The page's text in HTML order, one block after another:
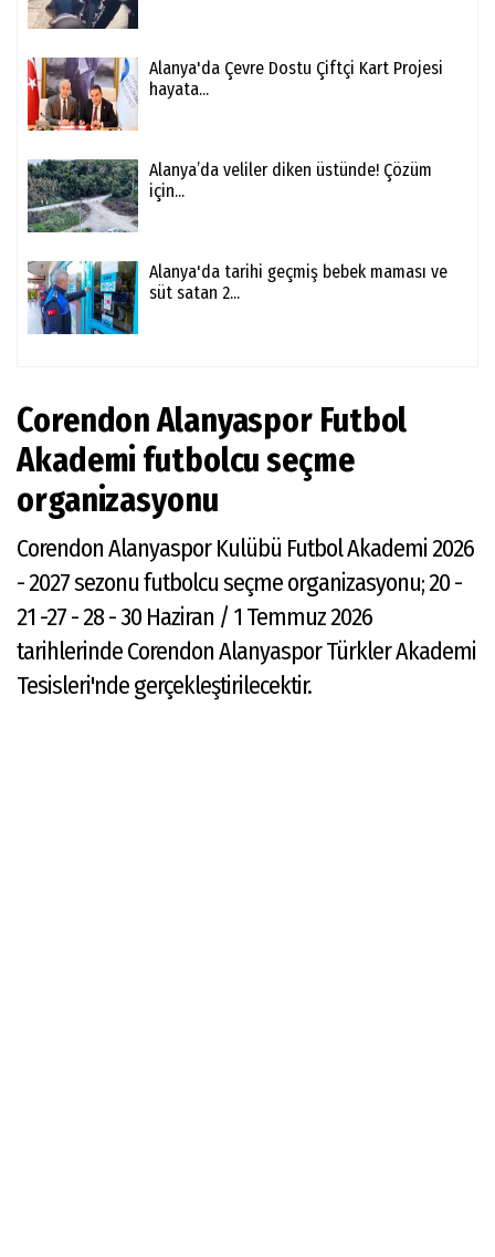
Alanya'da Çevre Dostu Çiftçi Kart Projesi
hayata...
Alanya’da veliler diken üstünde! Çözüm
için...
Alanya'da tarihi geçmiş bebek maması ve
süt satan 2...
Corendon Alanyaspor Futbol
Akademi futbolcu seçme
organizasyonu
Corendon Alanyaspor Kulübü Futbol Akademi 2026
- 2027 sezonu futbolcu seçme organizasyonu; 20 -
21 -27 - 28 - 30 Haziran / 1 Temmuz 2026
tarihlerinde Corendon Alanyaspor Türkler Akademi
Tesisleri'nde gerçekleştirilecektir.